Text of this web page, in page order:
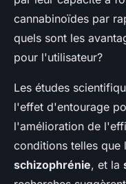
cannabinoïdes par
quels sont les
pour l'utilisateur?
Les études
l'effet d'entourage
l'amélioration de
conditions telles que
schizophrénie, et la